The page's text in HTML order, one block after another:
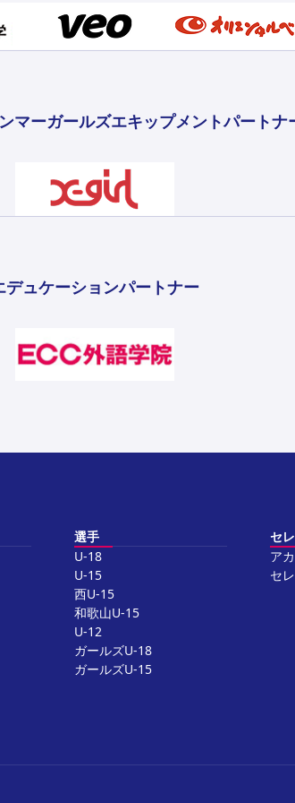
マーガールズエキップメントパートナ
デュケーションパートナー
選手
U-18
U-15
西U-15
和歌山U-15
U-12
ガールズU-18
ガールズU-15
セ
ア
セ